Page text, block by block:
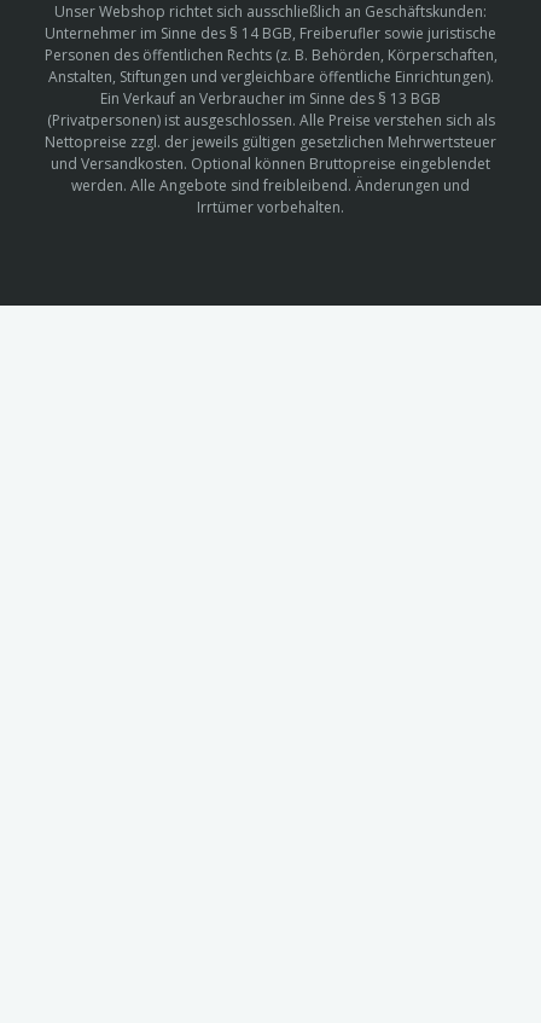
Unser Webshop richtet sich ausschließlich an Geschäftskunden:
Unternehmer im Sinne des § 14 BGB, Freiberufler sowie juristische
Personen des öffentlichen Rechts (z. B. Behörden, Körperschaften,
Anstalten, Stiftungen und vergleichbare öffentliche Einrichtungen).
Ein Verkauf an Verbraucher im Sinne des § 13 BGB
(Privatpersonen) ist ausgeschlossen. Alle Preise verstehen sich als
Nettopreise zzgl. der jeweils gültigen gesetzlichen Mehrwertsteuer
und Versandkosten. Optional können Bruttopreise eingeblendet
werden. Alle Angebote sind freibleibend. Änderungen und
Irrtümer vorbehalten.